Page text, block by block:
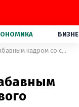
Дзидзьо поделился забавным кадром со съемок нового фильма